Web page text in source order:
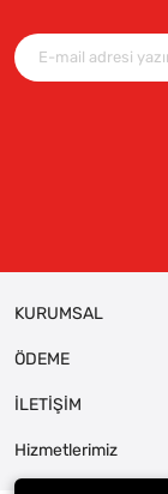
KURUMSAL
ÖDEME
İLETİŞİM
Hizmetlerimiz